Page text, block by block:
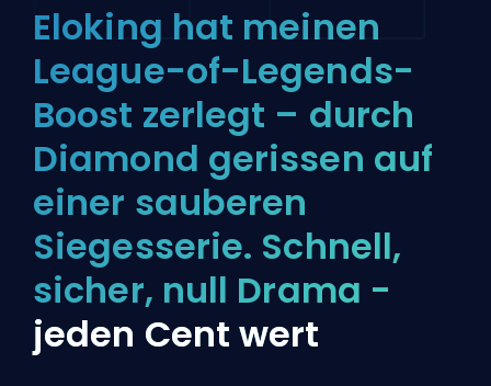
Eloking hat meinen
League-of-Legends-
Boost zerlegt – durch
Diamond gerissen auf
einer sauberen
Siegesserie. Schnell,
sicher, null Drama -
jeden Cent wert